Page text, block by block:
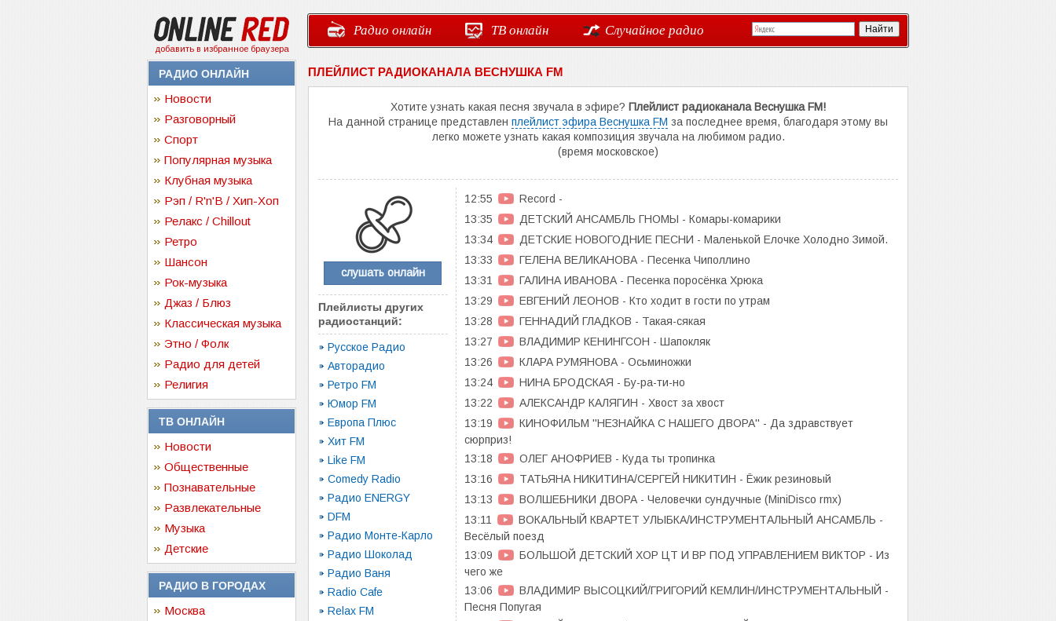
добавить в избранное браузера
Радио онлайн ТВ онлайн Случайное радио
РАДИО ОНЛАЙН
Новости
Разговорный
Спорт
Популярная музыка
Клубная музыка
Рэп / R'n'B / Хип-Хоп
Релакс / Chillout
Ретро
Шансон
Рок-музыка
Джаз / Блюз
Классическая музыка
Этно / Фолк
Радио для детей
Религия
ТВ ОНЛАЙН
Новости
Общественные
Познавательные
Развлекательные
Музыка
Детские
РАДИО В ГОРОДАХ
Москва
ПЛЕЙЛИСТ РАДИОКАНАЛА ВЕСНУШКА FM
Хотите узнать какая песня звучала в эфире? Плейлист радиоканала Веснушка FM!
На данной странице представлен плейлист эфира Веснушка FM за последнее время, благодаря этому вы
легко можете узнать какая композиция звучала на любимом радио.
(время московское)
слушать онлайн
Плейлисты других
радиостанций:
Русское Радио
Авторадио
Ретро FM
Юмор FM
Европа Плюс
Хит FM
Like FM
Comedy Radio
Радио ENERGY
DFM
Радио Монте-Карло
Радио Шоколад
Радио Ваня
Radio Cafe
Relax FM
12:55
Record -
13:35
ДЕТСКИЙ АНСАМБЛЬ ГНОМЫ - Комары-комарики
13:34
ДЕТСКИЕ НОВОГОДНИЕ ПЕСНИ - Маленькой Елочке Холодно Зимой.
13:33
ГЕЛЕНА ВЕЛИКАНОВА - Песенка Чиполлино
13:31
ГАЛИНА ИВАНОВА - Песенка поросёнка Хрюка
13:29
ЕВГЕНИЙ ЛЕОНОВ - Кто ходит в гости по утрам
13:28
ГЕННАДИЙ ГЛАДКОВ - Такая-сякая
13:27
ВЛАДИМИР КЕНИНГСОН - Шапокляк
13:26
КЛАРА РУМЯНОВА - Осьминожки
13:24
НИНА БРОДСКАЯ - Бу-ра-ти-но
13:22
АЛЕКСАНДР КАЛЯГИН - Хвост за хвост
13:19
КИНОФИЛЬМ ''НЕЗНАЙКА С НАШЕГО ДВОРА'' - Да здравствует
сюрприз!
13:18
ОЛЕГ АНОФРИЕВ - Куда ты тропинка
13:16
ТАТЬЯНА НИКИТИНА/СЕРГЕЙ НИКИТИН - Ёжик резиновый
13:13
ВОЛШЕБНИКИ ДВОРА - Человечки сундучные (MiniDisco rmx)
13:11
ВОКАЛЬНЫЙ КВАРТЕТ УЛЫБКА/ИНСТРУМЕНТАЛЬНЫЙ АНСАМБЛЬ -
Весёлый поезд
13:09
БОЛЬШОЙ ДЕТСКИЙ ХОР ЦТ И ВР ПОД УПРАВЛЕНИЕМ ВИКТОР - Из
чего же
13:06
ВЛАДИМИР ВЫСОЦКИЙ/ГРИГОРИЙ КЕМЛИН/ИНСТРУМЕНТАЛЬНЫЙ -
Песня Попугая